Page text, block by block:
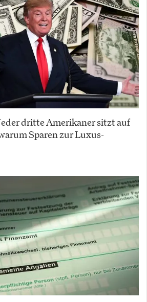
dritte Amerikaner sitzt auf
Sparen zur Luxus-